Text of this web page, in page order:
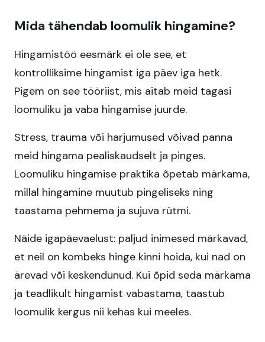
Mida tähendab loomulik hingamine?
Hingamistöö eesmärk ei ole see, et
kontrolliksime hingamist iga päev iga hetk.
Pigem on see tööriist, mis aitab meid tagasi
loomuliku ja vaba hingamise juurde.
Stress, trauma või harjumused võivad panna
meid hingama pealiskaudselt ja pinges.
Loomuliku hingamise praktika õpetab märkama,
millal hingamine muutub pingeliseks ning
taastama pehmema ja sujuva rütmi.
Näide igapäevaelust: paljud inimesed märkavad,
et neil on kombeks hinge kinni hoida, kui nad on
ärevad või keskendunud. Kui õpid seda märkama
ja teadlikult hingamist vabastama, taastub
loomulik kergus nii kehas kui meeles.